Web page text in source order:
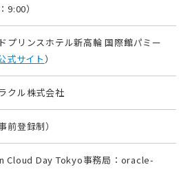
9:00）
プリンスホテル新高輪 国際館パミー
式サイト）
クル株式会社
前登録制）
Cloud Day Tokyo事務局：oracle-